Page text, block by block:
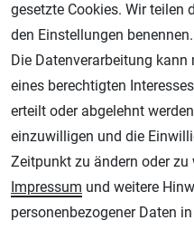
AGB Widerrufsrecht
Unsere weiteren Shops:
Schmincke-City.de
Schmincke Künstlerfarben das
gesetzte Cookies. Wir teilen
den Einstellungen benennen.
Die Datenverarbeitung
eines berechtigten
erteilt oder abgelehnt
einzuwilligen und die
Zeitpunkt zu ändern oder
Impressum und weitere
personenbezogener Daten